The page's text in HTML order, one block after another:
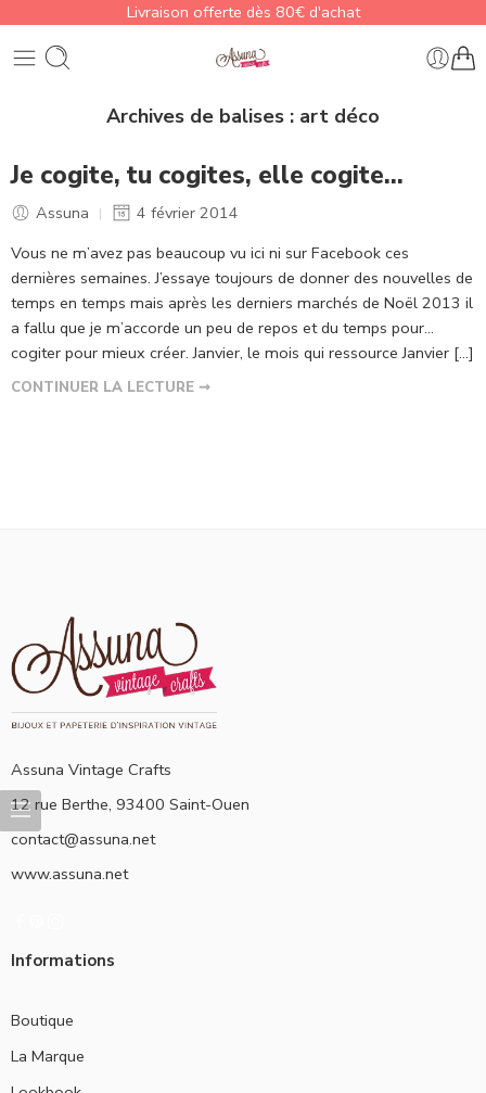
Livraison offerte dès 80€ d'achat
Archives de balises : art déco
Je cogite, tu cogites, elle cogite…
Assuna
4 février 2014
Vous ne m’avez pas beaucoup vu ici ni sur Facebook ces
dernières semaines. J’essaye toujours de donner des nouvelles de
temps en temps mais après les derniers marchés de Noël 2013 il
a fallu que je m’accorde un peu de repos et du temps pour…
cogiter pour mieux créer. Janvier, le mois qui ressource Janvier […]
CONTINUER LA LECTURE ➞
Assuna Vintage Crafts
12 rue Berthe, 93400 Saint-Ouen
contact@assuna.net
www.assuna.net
Informations
Boutique
La Marque